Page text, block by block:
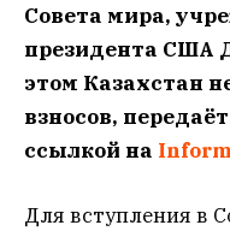
Совета мира,
президента США
этом Казахстан
взносов, передаёт
ссылкой на
Для вступления в